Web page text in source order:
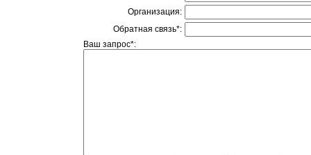
Организация:
Обратная связь*:
Ваш запрос*: